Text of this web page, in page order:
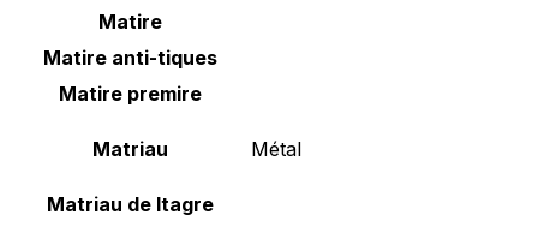
Matire
Matire anti-tiques
Matire premire
Matriau ‎Métal
Matriau de ltagre